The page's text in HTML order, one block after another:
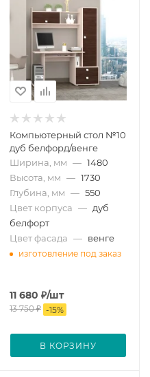
Компьютерный стол №10
дуб белфорд/венге
Ширина, мм — 1480
Высота, мм — 1730
Глубина, мм — 550
Цвет корпуса — дуб
белфорт
Цвет фасада — венге
изготовление под заказ
11 680 ₽/шт
13 750₽ -15%
В КОРЗИНУ